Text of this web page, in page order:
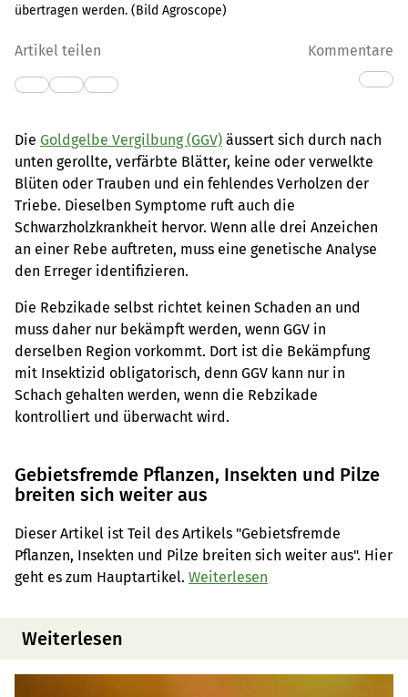
übertragen werden. (Bild Agroscope)
Artikel teilen Kommentare
Die Goldgelbe Vergilbung (GGV) äussert sich durch nach
unten gerollte, verfärbte Blätter, keine oder verwelkte
Blüten oder Trauben und ein fehlendes Verholzen der
Triebe. Dieselben Symptome ruft auch die
Schwarzholzkrankheit hervor. Wenn alle drei Anzeichen
an einer Rebe auftreten, muss eine genetische Analyse
den Erreger identifizieren.
Die Rebzikade selbst richtet keinen Schaden an und
muss daher nur bekämpft werden, wenn GGV in
derselben Region vorkommt. Dort ist die Bekämpfung
mit Insektizid obligatorisch, denn GGV kann nur in
Schach gehalten werden, wenn die Rebzikade
kontrolliert und überwacht wird.
Gebietsfremde Pflanzen, Insekten und Pilze
breiten sich weiter aus
Dieser Artikel ist Teil des Artikels "Gebietsfremde
Pflanzen, Insekten und Pilze breiten sich weiter aus". Hier
geht es zum Hauptartikel. Weiterlesen
Weiterlesen